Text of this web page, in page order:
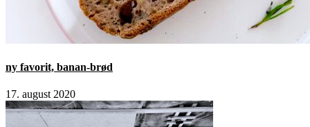
ny favorit, banan-brød
17. august 2020